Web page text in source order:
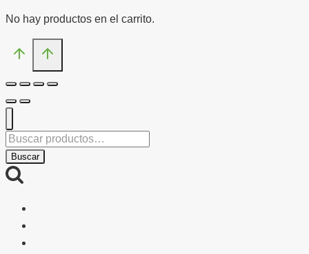
No hay productos en el carrito.
Buscar
por:
Buscar